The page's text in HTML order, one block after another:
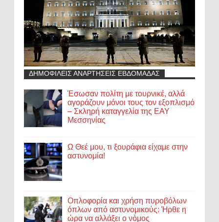
ΔΗΜΟΦΙΛΕΙΣ ΑΝΑΡΤΗΣΕΙΣ ΕΒΔΟΜΑΔΑΣ
Έσωσαν πολίτη με τουρνικέ, αλλά
αγοράζουν μόνοι τους τον εξοπλισμό
– Σκληρή καταγγελία της ΕΑΥ
Μεσσηνίας
Ω Θεέ μου, τι ξουράφια είχαμε στην
αστυνομία!
Οπλοφορία και χρήση πυροβόλων
όπλων από αστυνομικούς: Ήρθε η
ώρα να αλλάξει ο νόμος